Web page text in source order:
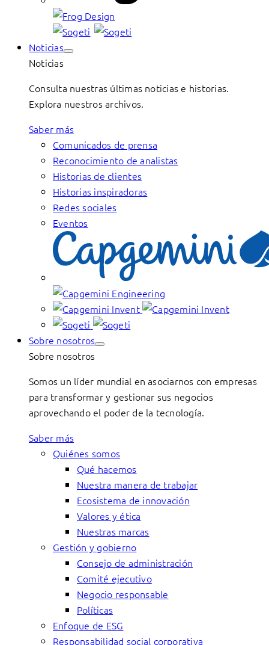
Noticias
Noticias
Consulta nuestras últimas noticias e historias.
Explora nuestros archivos.
Saber más
Comunicados de prensa
Reconocimiento de analistas
Historias de clientes
Historias inspiradoras
Redes sociales
Eventos
Sobre nosotros
Sobre nosotros
Somos un líder mundial en asociarnos con empresas
para transformar y gestionar sus negocios
aprovechando el poder de la tecnología.
Saber más
Quiénes somos
Qué hacemos
Nuestra manera de trabajar
Ecosistema de innovación
Valores y ética
Nuestras marcas
Gestión y gobierno
Consejo de administración
Comité ejecutivo
Negocio responsable
Políticas
Enfoque de ESG
Responsabilidad social corporativa